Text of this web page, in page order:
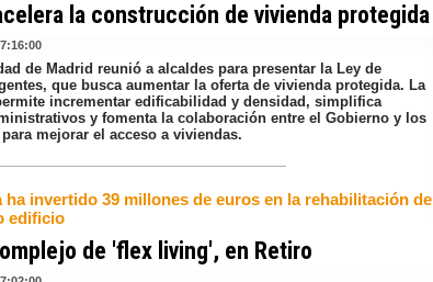
la construcción de vivienda protegida
de Madrid reunió a alcaldes para presentar la Ley de
que busca aumentar la oferta de vivienda protegida. La
incrementar edificabilidad y densidad, simplifica
y fomenta la colaboración entre el Gobierno y los
mejorar el acceso a viviendas.
ha invertido 39 millones de euros en la rehabilitación de
edificio
de 'flex living', en Retiro